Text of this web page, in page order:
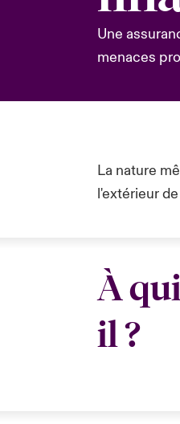
Une
menaces
La nature
l'extérieur
À
il ?